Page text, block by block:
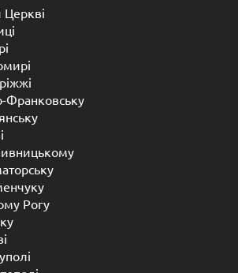
Церкві
Франковську
Рогу